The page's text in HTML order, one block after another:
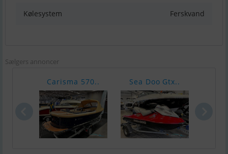
Kølesystem Ferskvand
Sælgers annoncer
Carisma 570.. Sea Doo Gtx..